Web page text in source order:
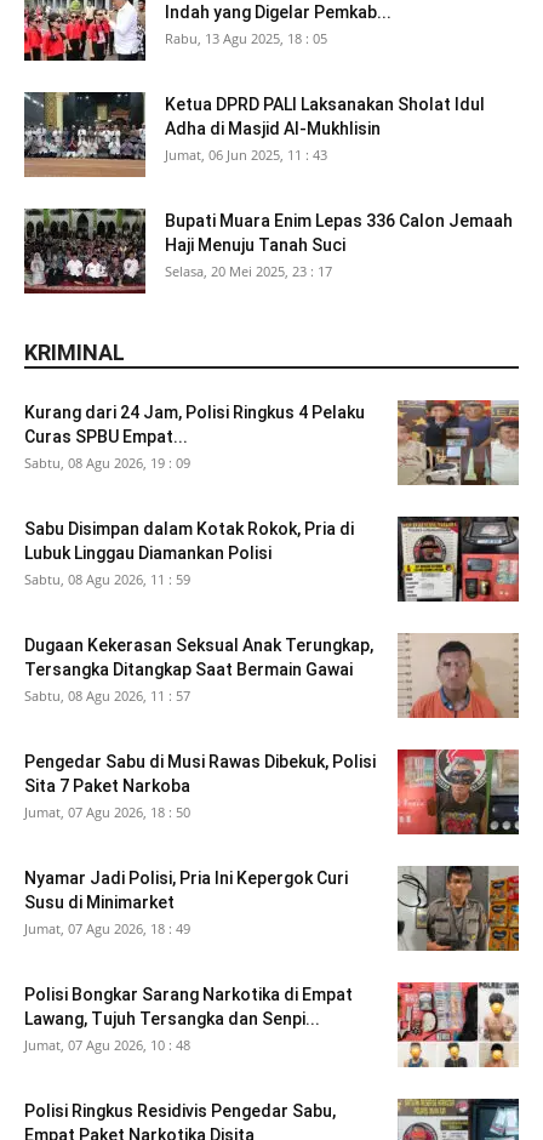
Indah yang Digelar Pemkab...
Rabu, 13 Agu 2025, 18 : 05
Ketua DPRD PALI Laksanakan Sholat Idul
Adha di Masjid Al-Mukhlisin
Jumat, 06 Jun 2025, 11 : 43
Bupati Muara Enim Lepas 336 Calon Jemaah
Haji Menuju Tanah Suci
Selasa, 20 Mei 2025, 23 : 17
KRIMINAL
Kurang dari 24 Jam, Polisi Ringkus 4 Pelaku
Curas SPBU Empat...
Sabtu, 08 Agu 2026, 19 : 09
Sabu Disimpan dalam Kotak Rokok, Pria di
Lubuk Linggau Diamankan Polisi
Sabtu, 08 Agu 2026, 11 : 59
Dugaan Kekerasan Seksual Anak Terungkap,
Tersangka Ditangkap Saat Bermain Gawai
Sabtu, 08 Agu 2026, 11 : 57
Pengedar Sabu di Musi Rawas Dibekuk, Polisi
Sita 7 Paket Narkoba
Jumat, 07 Agu 2026, 18 : 50
Nyamar Jadi Polisi, Pria Ini Kepergok Curi
Susu di Minimarket
Jumat, 07 Agu 2026, 18 : 49
Polisi Bongkar Sarang Narkotika di Empat
Lawang, Tujuh Tersangka dan Senpi...
Jumat, 07 Agu 2026, 10 : 48
Polisi Ringkus Residivis Pengedar Sabu,
Empat Paket Narkotika Disita